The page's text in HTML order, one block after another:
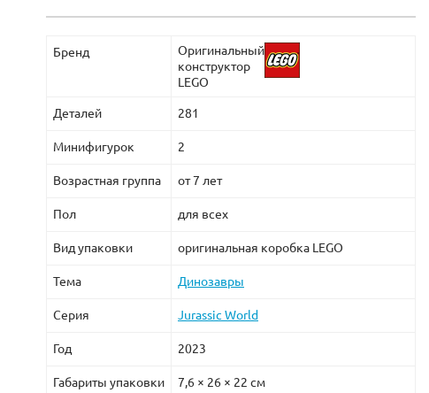
Бренд
Оригинальный
конструктор
LEGO
Деталей 281
Минифигурок 2
Возрастная группа от 7 лет
Пол для всех
Вид упаковки оригинальная коробка LEGO
Тема Динозавры
Серия Jurassic World
Год 2023
Габариты упаковки 7,6 × 26 × 22 см